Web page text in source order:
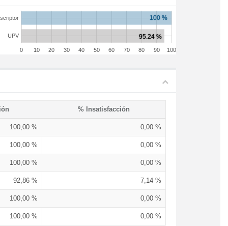
0 10 20 30 40 50 60 70 80 90 100
UPV
% Insatisfacción
100,00 % 0,00 %
100,00 % 0,00 %
100,00 % 0,00 %
92,86 % 7,14 %
100,00 % 0,00 %
100,00 % 0,00 %